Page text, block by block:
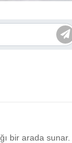
bir arada sunar.